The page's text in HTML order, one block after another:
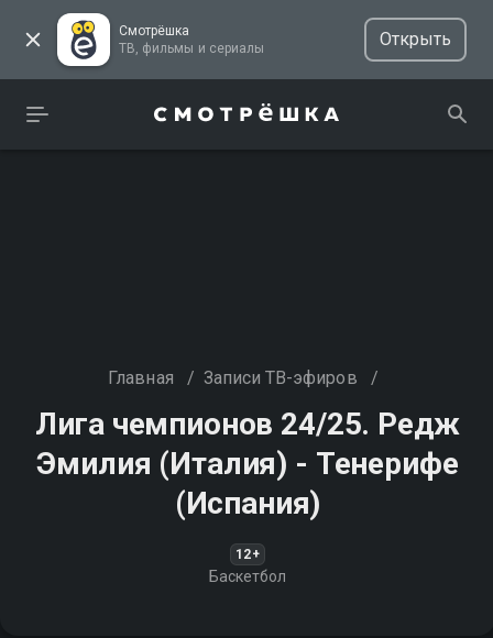
Смотрёшка
ТВ, фильмы и сериалы
Открыть
Главная / Записи ТВ-эфиров /
Лига чемпионов 24/25. Редж
Эмилия (Италия) - Тенерифе
(Испания)
12+
Баскетбол